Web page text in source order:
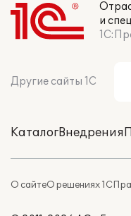
и
Другие сайты 1С
КаталогВнедрения
О сайтеО решениях 1С